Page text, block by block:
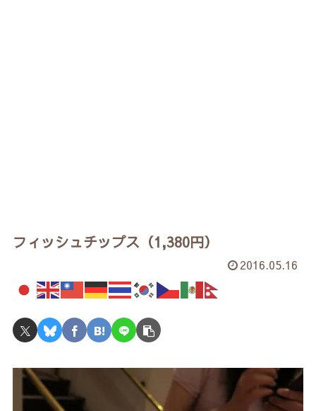
フィッシュチップス（1,380円）
2016.05.16